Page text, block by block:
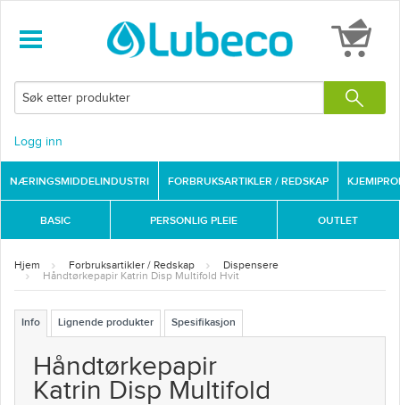
Logg inn
NÆRINGSMIDDELINDUSTRI FORBRUKSARTIKLER / REDSKAP
BASIC PERSONLIG PLEIE OUTLET
Hjem Forbruksartikler / Redskap
Dispensere
Håndtørkepapir Katrin Disp Multifold Hvit
Info Lignende produkter Spesifikasjon
Håndtørkepapir
Katrin Disp Multifold